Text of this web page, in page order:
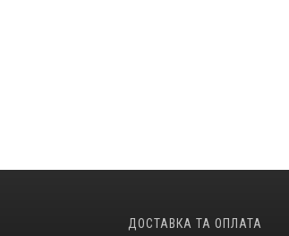
ДОСТАВКА ТА ОПЛАТА